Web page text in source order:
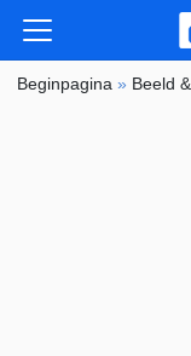
Beginpagina » Beeld